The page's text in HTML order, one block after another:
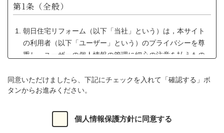
第1条（全般）
朝日住宅リフォーム（以下「当社」という）は，本サイト
の利用者（以下「ユーザー」という）のプライバシーを尊
重し，ユーザーの個人情報の管理に細心の注意を払うもの
当社は，責任をもってユーザーの個人情報を保護するため
継続的な改善を行います。当社は，個人情報保護に関する
法令及びその他の規範を遵守します。
同意いただけましたら、下記にチェックを入れて「確認する」ボ
タンからお進みください。
個人情報保護方針に同意する